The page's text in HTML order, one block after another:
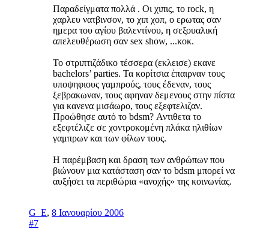
Παραδείγματα πολλά . Οι χιπις, το rock, η
χαρλευ νατβινσον, το χιπ χοπ, ο ερωτας σαν
ημερα του αγίου βαλεντίνου, η σεξουαλική
απελευθέρωση σαν sex show, ...κοκ.
Το στριπτιζάδικο τέσσερα (εκλεισε) εκανε
bachelors’ parties. Τα κορίτσια έπαιρναν τους
υποψηφιους γαμπρούς, τους έδεναν, τους
ξεβρακωναν, τους αφηναν δεμενους στην πίστα
για κανενα μισάωρο, τους εξεφτελιζαν.
Προώθησε αυτό το bdsm? Αντιθετα το
εξεφτέλιζε σε χοντροκομένη πλάκα ηλιθίων
γαμπρων και των φίλων τους.
Η παρέμβαση και δραση των ανθρώπων που
βιώνουν μια κατάσταση σαν το bdsm μπορεί να
αυξήσει τα περιθώρια «ανοχής» της κοινωνίας.
G_E, 8 Ιανουαρίου 2006
#7